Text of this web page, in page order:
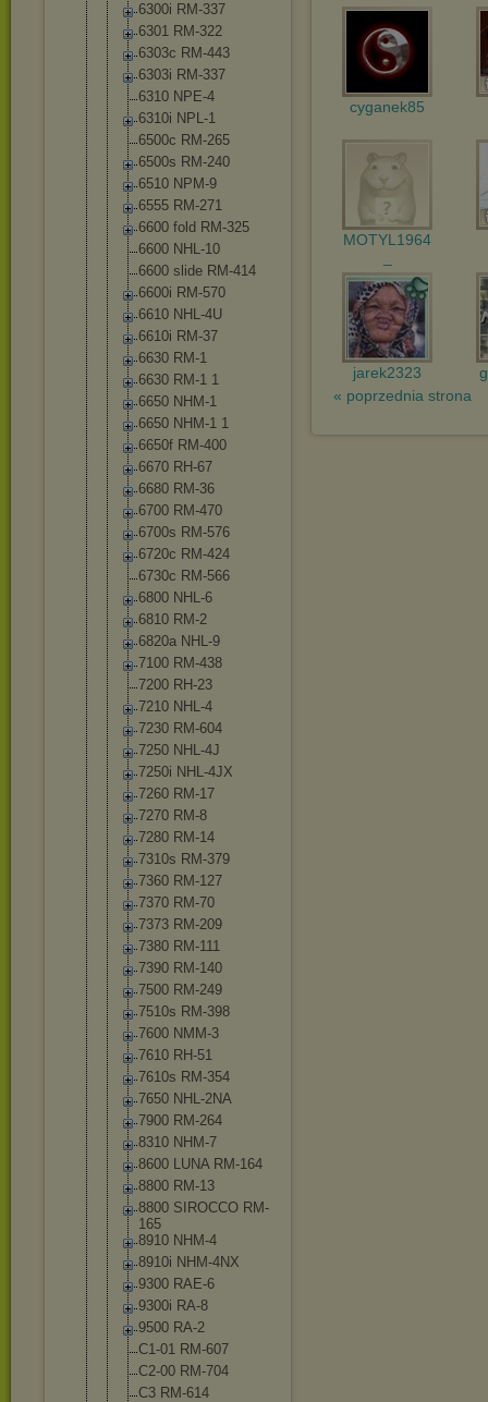
6300i RM-337
6301 RM-322
6303c RM-443
6303i RM-337
6310 NPE-4
6310i NPL-1
6500c RM-265
6500s RM-240
6510 NPM-9
6555 RM-271
6600 fold RM-325
6600 NHL-10
6600 slide RM-414
6600i RM-570
6610 NHL-4U
6610i RM-37
6630 RM-1
6630 RM-1 1
6650 NHM-1
6650 NHM-1 1
6650f RM-400
6670 RH-67
6680 RM-36
6700 RM-470
6700s RM-576
6720c RM-424
6730c RM-566
6800 NHL-6
6810 RM-2
6820a NHL-9
7100 RM-438
7200 RH-23
7210 NHL-4
7230 RM-604
7250 NHL-4J
7250i NHL-4JX
7260 RM-17
7270 RM-8
7280 RM-14
7310s RM-379
7360 RM-127
7370 RM-70
7373 RM-209
7380 RM-111
7390 RM-140
7500 RM-249
7510s RM-398
7600 NMM-3
7610 RH-51
7610s RM-354
7650 NHL-2NA
7900 RM-264
8310 NHM-7
8600 LUNA RM-164
8800 RM-13
8800 SIROCCO RM-
165
8910 NHM-4
8910i NHM-4NX
9300 RAE-6
9300i RA-8
9500 RA-2
C1-01 RM-607
C2-00 RM-704
C3 RM-614
cyganek85
MOTYL1964
jarek2323
« poprzednia strona